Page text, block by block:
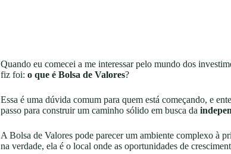
Quando eu comecei a me interessar pelo mundo dos
fiz foi: o que é Bolsa de Valores?
Essa é uma dúvida comum para quem está começando, e
passo para construir um caminho sólido em busca da
A Bolsa de Valores pode parecer um ambiente complexo à
na verdade, ela é o local onde as oportunidades de